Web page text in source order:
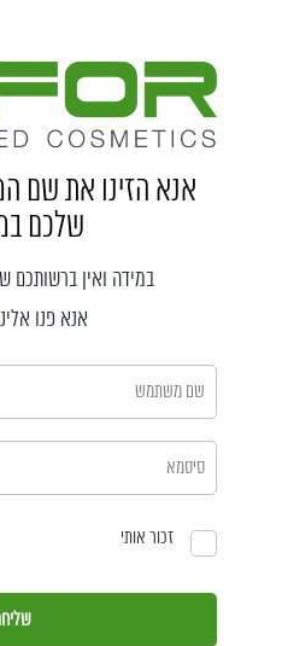
אנא הזינו את שם
שלכם
במידה ואין
אנא פנו
זכור אותי